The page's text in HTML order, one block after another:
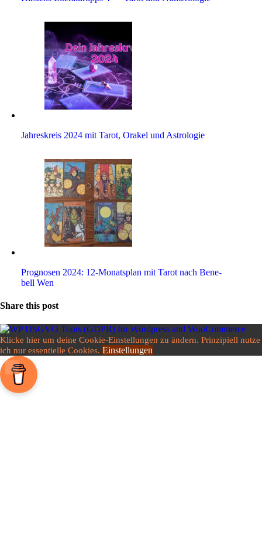
Jah­res­kreis 2024 mit Tarot, Orakel und Astrologie
Pro­gnosen 2024: 12-Monats­plan mit Tarot nach Bene­
bell Wen
Share this post
Klicke hier um deine Cookie-Einstellungen zu ändern. Prinzipiell nutze
ich nur essentielle Cookies. Einstellungen